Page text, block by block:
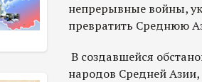
непрерывные войны,
превратить Среднюю
В создавшейся
народов Средней Азии,